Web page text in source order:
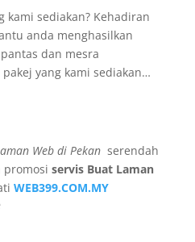
kami sediakan? Kehadiran
anda menghasilkan
dan mesra
yang kami sediakan…
Web di Pekan serendah
promosi servis Buat Laman
WEB399.COM.MY